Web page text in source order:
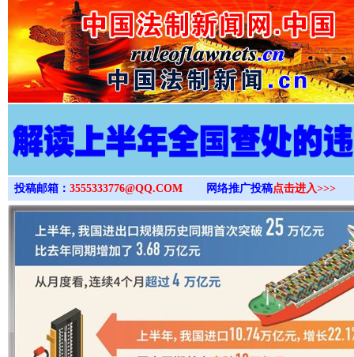
>
投稿邮箱： 3555333776@QQ.COM 网络推广投稿点击进入>>>